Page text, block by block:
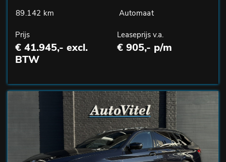
89.142 km
Automaat
Prijs
€ 41.945,- excl.
BTW
Leaseprijs v.a.
€ 905,- p/m